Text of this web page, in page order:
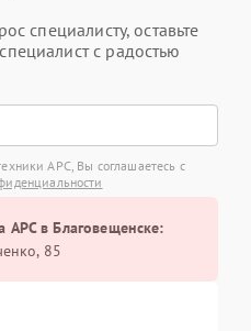
специалисту, оставьте
с радостью
APC, Вы соглашаетесь с
APC в Благовещенске:
85